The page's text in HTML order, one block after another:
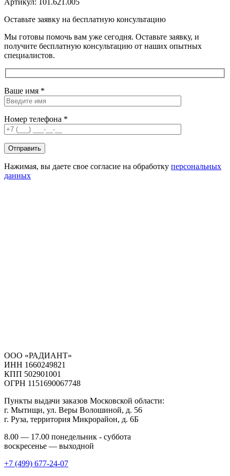
Оставьте заявку на бесплатную консультацию
Мы готовы помочь вам уже сегодня. Оставьте заявку, и
получите бесплатную консультацию от наших опытных
специалистов.
Ваше имя *
Номер телефона *
Нажимая, вы даете свое согласие на обработку персональных
данных
ООО «РАДИАНТ»
ИНН 1660249821
КПП 502901001
ОГРН 1151690067748
Пункты выдачи заказов Московской области:
г. Мытищи, ул. Веры Волошиной, д. 56
г. Руза, территория Микрорайон, д. 6Б
8.00 — 17.00 понедельник - суббота
воскресенье — выходной
+7 (499) 677-24-07